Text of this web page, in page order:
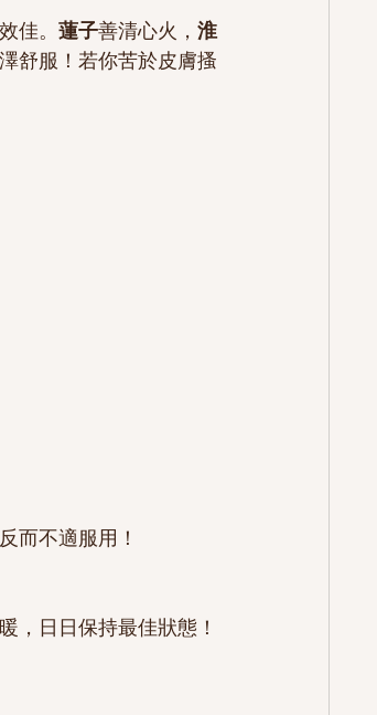
佳。 蓮子善清心火， 淮
舒服！若你苦於皮膚搔
而不適服用！
，日日保持最佳狀態！